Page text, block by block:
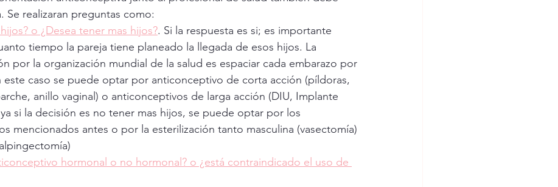
Se realizaran preguntas como:
o ¿Desea tener mas hijos?. Si la respuesta es si; es importante
tiempo la pareja tiene planeado la llegada de esos hijos. La
por la organización mundial de la salud es espaciar cada embarazo por
este caso se puede optar por anticonceptivo de corta acción (píldoras,
anillo vaginal) o anticonceptivos de larga acción (DIU, Implante
si la decisión es no tener mas hijos, se puede optar por los
mencionados antes o por la esterilización tanto masculina (vasectomía)
hormonal o no hormonal? o ¿está contraindicado el uso de